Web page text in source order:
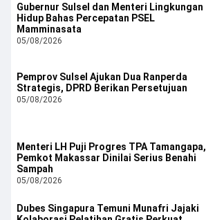
Gubernur Sulsel dan Menteri Lingkungan
Hidup Bahas Percepatan PSEL
Mamminasata
05/08/2026
Pemprov Sulsel Ajukan Dua Ranperda
Strategis, DPRD Berikan Persetujuan
05/08/2026
Menteri LH Puji Progres TPA Tamangapa,
Pemkot Makassar Dinilai Serius Benahi
Sampah
05/08/2026
Dubes Singapura Temuni Munafri Jajaki